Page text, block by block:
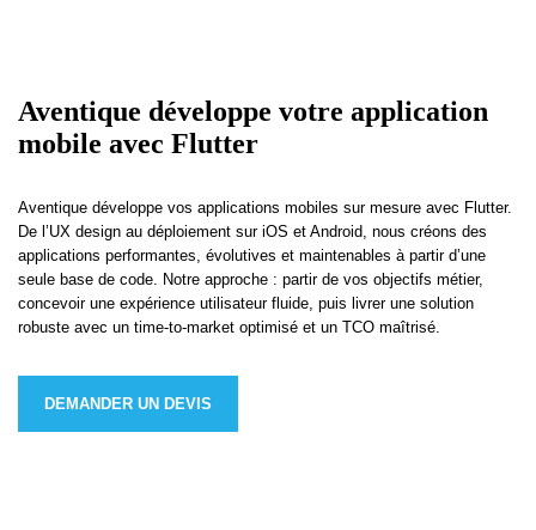
Aventique développe votre application
mobile avec Flutter
Aventique développe vos applications mobiles sur mesure avec Flutter.
De l’UX design au déploiement sur iOS et Android, nous créons des
applications performantes, évolutives et maintenables à partir d’une
seule base de code. Notre approche : partir de vos objectifs métier,
concevoir une expérience utilisateur fluide, puis livrer une solution
robuste avec un time-to-market optimisé et un TCO maîtrisé.
DEMANDER UN DEVIS